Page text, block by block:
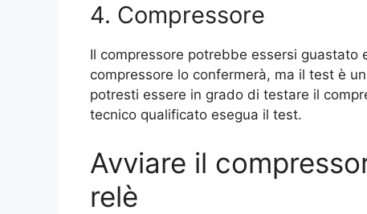
4. Compressore
Il compressore potrebbe essersi guastato
compressore lo confermerà, ma il test è
potresti essere in grado di testare il
tecnico qualificato esegua il test.
Avviare il
relè